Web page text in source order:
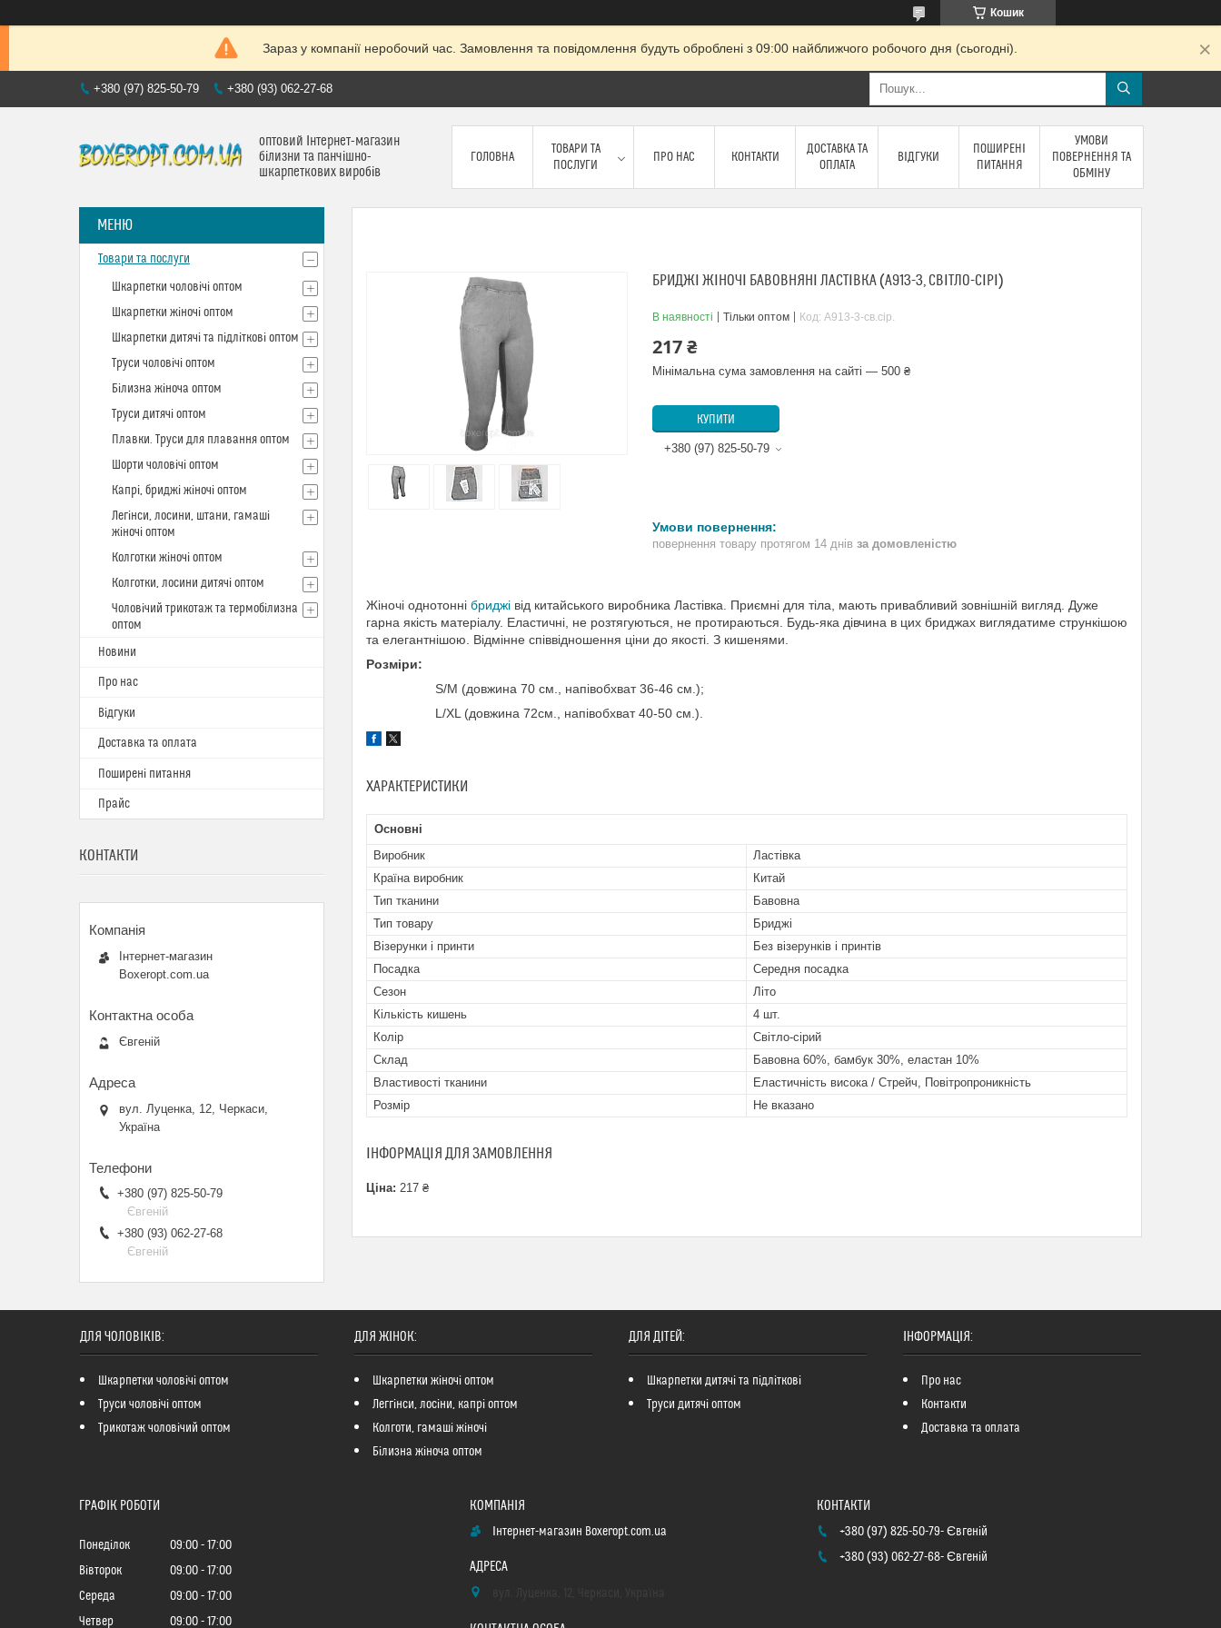
Кошик
Зараз у компанії неробочий час. Замовлення та повідомлення будуть оброблені з 09:00 найближчого робочого дня (сьогодні).
+380 (97) 825-50-79 +380 (93) 062-27-68
оптовий Інтернет-магазин
білизни та панчішно-
шкарпеткових виробів
ГОЛОВНА
ТОВАРИ ТА
ПОСЛУГИ
ПРО НАС КОНТАКТИ
ДОСТАВКА ТА
ОПЛАТА
ВІДГУКИ
ПОШИРЕНІ
ПИТАННЯ
УМОВИ
ПОВЕРНЕННЯ ТА
ОБМІНУ
БРИДЖІ ЖІНОЧІ БАВОВНЯНІ ЛАСТІВКА (A913-3, СВІТЛО-СІРІ)
В наявності Тільки оптом Код: A913-3-св.сір.
217 ₴
Мінімальна сума замовлення на сайті — 500 ₴
КУПИТИ
+380 (97) 825-50-79
повернення товару протягом 14 днів за домовленістю
Жіночі однотонні бриджі від китайського виробника Ластівка. Приємні для тіла, мають привабливий зовнішній вигляд.
Дуже
гарна якість матеріалу. Еластичні, не розтягуються, не протираються.
Будь-яка дівчина в цих бриджах виглядатиме стрункішою
та елегантнішою.
Відмінне співвідношення ціни до якості. З кишенями.
Розміри:
S/M (довжина 70 см., напівобхват 36-46 см.);
L/XL (довжина 72см., напівобхват 40-50 см.).
ХАРАКТЕРИСТИКИ
Основні
Виробник
Ластівка
Країна виробник
Китай
Тип тканини
Бавовна
Тип товару
Бриджі
Візерунки і принти
Без візерунків і принтів
Посадка
Середня посадка
Сезон
Літо
Кількість кишень
4 шт.
Колір
Світло-сірий
Склад
Бавовна 60%, бамбук 30%, еластан 10%
Властивості тканини
Еластичність висока / Стрейч, Повітропроникність
Розмір
Не вказано
ІНФОРМАЦІЯ ДЛЯ ЗАМОВЛЕННЯ
Ціна: 217 ₴
Товари та послуги
Шкарпетки чоловічі оптом
Шкарпетки жіночі оптом
Шкарпетки дитячі та підліткові оптом
Труси чоловічі оптом
Білизна жіноча оптом
Труси дитячі оптом
Плавки. Труси для плавання оптом
Шорти чоловічі оптом
Капрі, бриджі жіночі оптом
Легінси, лосини, штани, гамаші
жіночі оптом
Колготки жіночі оптом
Колготки, лосини дитячі оптом
Чоловічий трикотаж та термобілизна
оптом
Новини
Про нас
Відгуки
Доставка та оплата
Поширені питання
Прайс
КОНТАКТИ
Інтернет-магазин
Boxeropt.com.ua
Євгеній
вул. Луценка, 12, Черкаси,
Україна
+380 (97) 825-50-79
Євгеній
+380 (93) 062-27-68
Євгеній
ДЛЯ ЧОЛОВІКІВ:
Шкарпетки чоловічі оптом
Труси чоловічі оптом
Трикотаж чоловічий оптом
ДЛЯ ЖІНОК:
Шкарпетки жіночі оптом
Леггінси, лосіни, капрі оптом
Колготи, гамаші жіночі
Білизна жіноча оптом
ДЛЯ ДІТЕЙ:
Шкарпетки дитячі та підліткові
Труси дитячі оптом
ІНФОРМАЦІЯ:
Про нас
Контакти
Доставка та оплата
ГРАФІК РОБОТИ
Понеділок 09:00
17:00
Вівторок
09:00
17:00
Середа
09:00
17:00
Четвер
09:00 17:00
Інтернет-магазин Boxeropt.com.ua +380 (97) 825-50-79 Євгеній
+380 (93) 062-27-68 Євгеній